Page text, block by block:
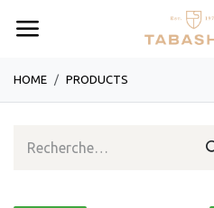
HOME PRODUCTS